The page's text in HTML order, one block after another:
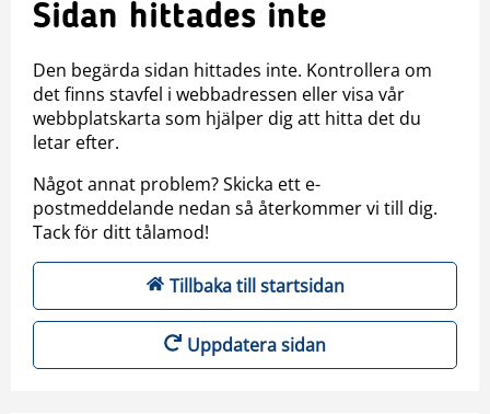
Sidan hittades inte
Den begärda sidan hittades inte. Kontrollera om
det finns stavfel i webbadressen eller visa vår
webbplatskarta som hjälper dig att hitta det du
letar efter.
Något annat problem? Skicka ett e-
postmeddelande nedan så återkommer vi till dig.
Tack för ditt tålamod!
Tillbaka till startsidan
Uppdatera sidan